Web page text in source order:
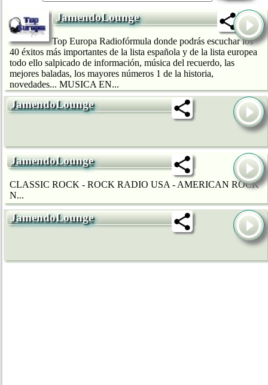
JamendoLounge
Top Europa Radiofórmula donde podrás escuchar los
40 éxitos más importantes de la lista española y de la lista europea
todo ello salpicado de información, música del recuerdo, las
mejores baladas, los mayores números 1 de la historia,
novedades... MUSICA EN...
JamendoLounge
JamendoLounge
CLASSIC ROCK - ROCK RADIO USA - AMERICAN ROCK
N...
JamendoLounge